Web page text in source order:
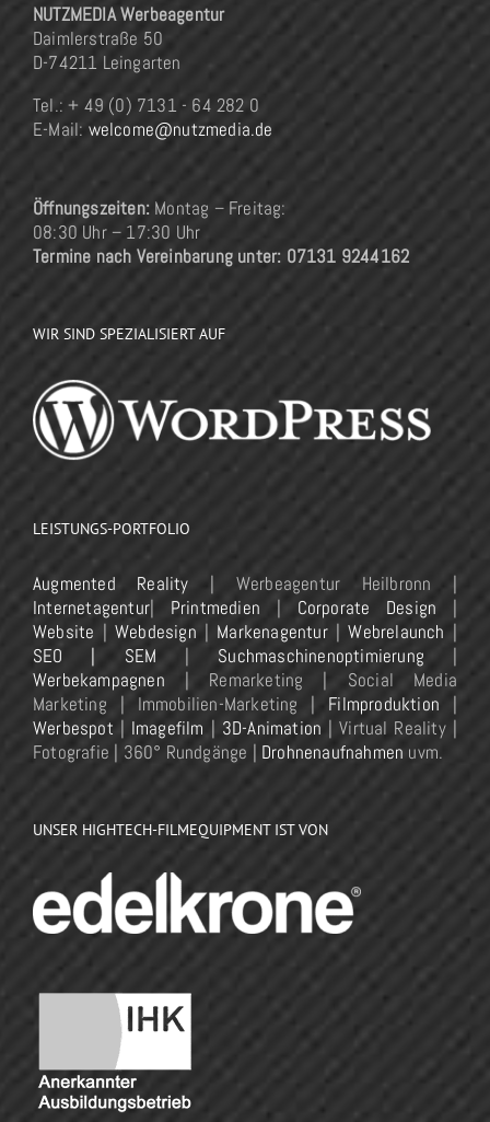
NUTZMEDIA Werbeagentur
Daimlerstraße 50
D-74211 Leingarten
Tel.: + 49 (0) 7131 - 64 282 0
E-Mail: welcome@nutzmedia.de
Öffnungszeiten: Montag – Freitag:
08:30 Uhr – 17:30 Uhr
Termine nach Vereinbarung unter: 07131 9244162
WIR SIND SPEZIALISIERT AUF
LEISTUNGS-PORTFOLIO
Augmented Reality | Werbeagentur Heilbronn |
Internetagentur| Printmedien | Corporate Design |
Website | Webdesign | Markenagentur|Webrelaunch |
SEO | SEM | Suchmaschinenoptimierung |
Werbekampagnen | Remarketing | Social Media
Marketing | Immobilien-Marketing | Filmproduktion |
Werbespot | Imagefilm | 3D-Animation | Virtual Reality |
Fotografie | 360° Rundgänge | Drohnenaufnahmen uvm.
UNSER HIGHTECH-FILMEQUIPMENT IST VON